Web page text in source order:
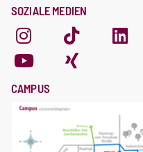
SOZIALE MEDIEN
CAMPUS